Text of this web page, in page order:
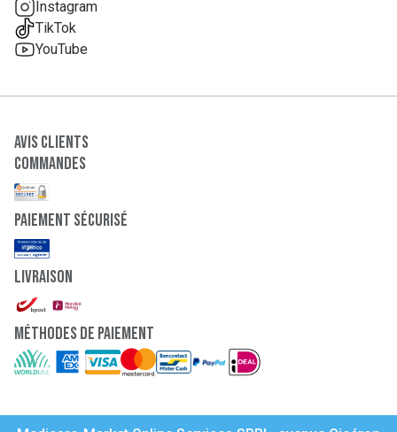
Instagram
TikTok
YouTube
Avis clients
Commandes
paiement sécurisé
Livraison
Méthodes de paiement